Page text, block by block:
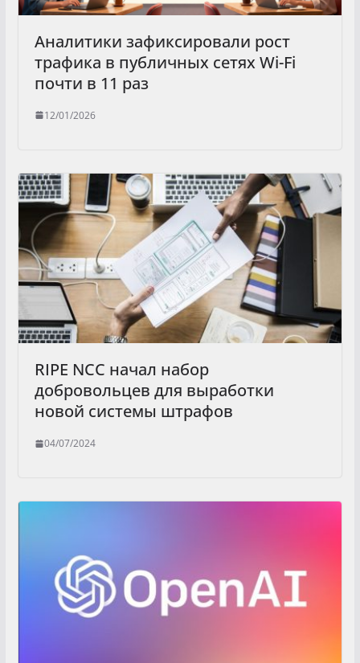
Аналитики зафиксировали рост
трафика в публичных сетях Wi-Fi
почти в 11 раз
12/01/2026
RIPE NCC начал набор
добровольцев для выработки
новой системы штрафов
04/07/2024